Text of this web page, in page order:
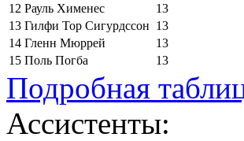
12 Рауль Хименес
13
13 Гилфи Тор Сигурдссон 13
14 Гленн Мюррей
13
15 Поль Погба 13
Подробная
Ассистенты: